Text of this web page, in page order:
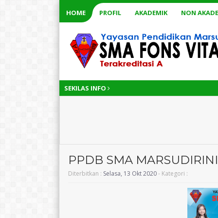
HOME PROFIL AKADEMIK NON
SEKILAS INFO
PPDB SMA
Diterbitkan : Selasa, 13 Okt 2020- Kategori :